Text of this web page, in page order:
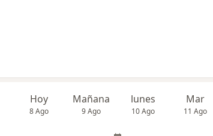
Hoy
8 Ago
Mañana
9 Ago
lunes
10 Ago
Mar
11 Ago